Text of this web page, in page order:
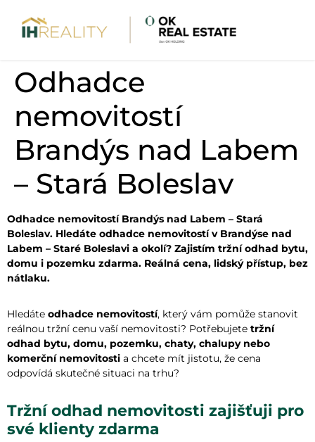
Odhadce
nemovitostí
Brandýs nad Labem
– Stará Boleslav
Odhadce nemovitostí Brandýs nad Labem – Stará
Boleslav. Hledáte odhadce nemovitostí v Brandýse nad
Labem – Staré Boleslavi a okolí? Zajistím tržní odhad bytu,
domu i pozemku zdarma. Reálná cena, lidský přístup, bez
nátlaku.
Hledáte odhadce nemovitostí, který vám pomůže stanovit
reálnou tržní cenu vaší nemovitosti? Potřebujete tržní
odhad bytu, domu, pozemku, chaty, chalupy nebo
komerční nemovitosti a chcete mít jistotu, že cena
odpovídá skutečné situaci na trhu?
Tržní odhad nemovitosti zajišťuji pro
své klienty zdarma